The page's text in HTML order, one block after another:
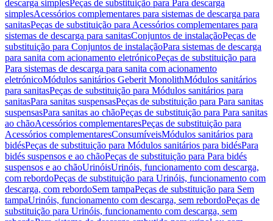
descarga simplesPeças de substituição para Para descarga
simplesAcessórios complementares para sistemas de descarga para
sanitasPeças de substituição para Acessórios complementares para
sistemas de descarga para sanitasConjuntos de instalaçãoPeças de
substituição para Conjuntos de instalaçãoPara sistemas de descarga
para sanita com acionamento eletrónicoPeças de substituição para
Para sistemas de descarga para sanita com acionamento
eletrónicoMódulos sanitários Geberit MonolithMódulos sanitários
para sanitasPeças de substituição para Módulos sanitários para
sanitasPara sanitas suspensasPeças de substituição para Para sanitas
suspensasPara sanitas ao chãoPeças de substituição para Para sanitas
ao chãoAcessórios complementaresPeças de substituição para
Acessórios complementaresConsumíveisMódulos sanitários para
bidésPeças de substituição para Módulos sanitários para bidésPara
bidés suspensos e ao chãoPeças de substituição para Para bidés
suspensos e ao chãoUrinóisUrinóis, funcionamento com descarga,
com rebordoPeças de substituição para Urinóis, funcionamento com
descarga, com rebordoSem tampaPeças de substituição para Sem
tampaUrinóis, funcionamento com descarga, sem rebordoPeças de
substituição para Urinóis, funcionamento com descarga, sem